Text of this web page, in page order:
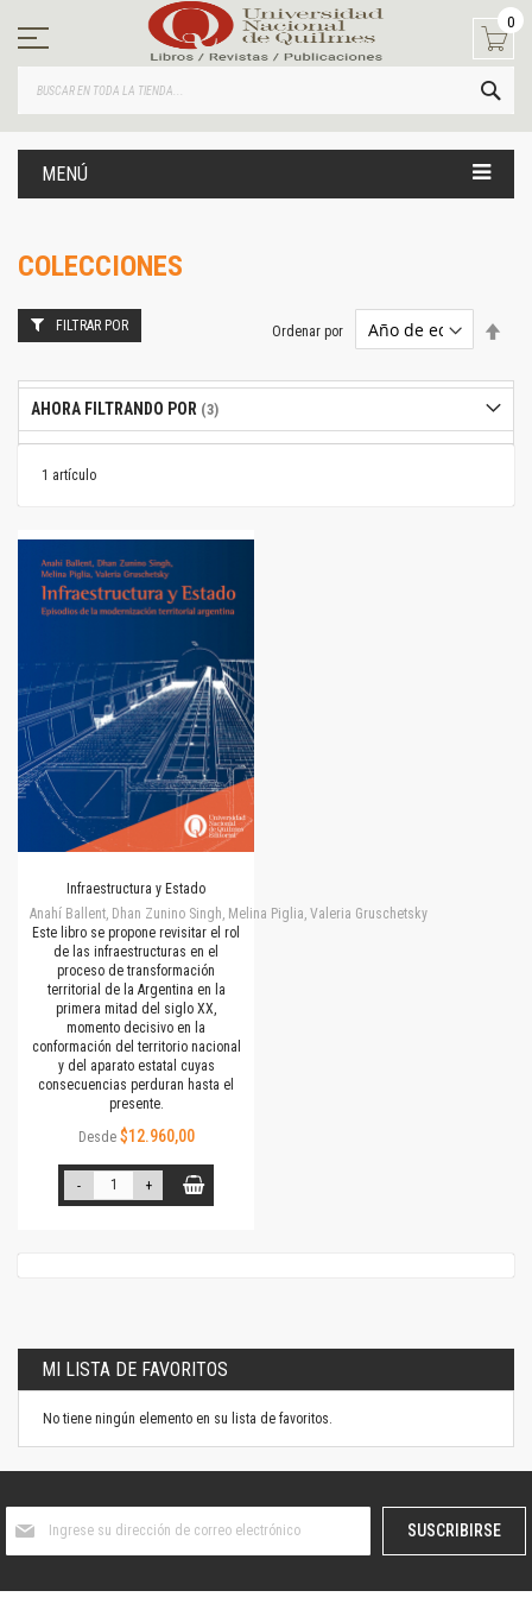
contenido
0
MENÚ
COLECCIONES
1 artículo
Ordenar por
Infraestructura y Estado
Anahí Ballent, Dhan Zunino Singh, Melina Piglia, Valeria Gruschetsky
Este libro se propone revisitar el rol
de las infraestructuras en el
proceso de transformación
territorial de la Argentina en la
primera mitad del siglo XX,
momento decisivo en la
conformación del territorio nacional
y del aparato estatal cuyas
consecuencias perduran hasta el
presente.
Desde $12.960,00
- +
FILTRAR POR
AHORA FILTRANDO POR
MI LISTA DE FAVORITOS
No tiene ningún elemento en su lista de favoritos.
boletín
SUSCRIBIRSE